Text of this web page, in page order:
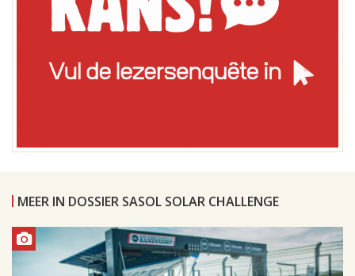
MEER IN DOSSIER SASOL SOLAR CHALLENGE